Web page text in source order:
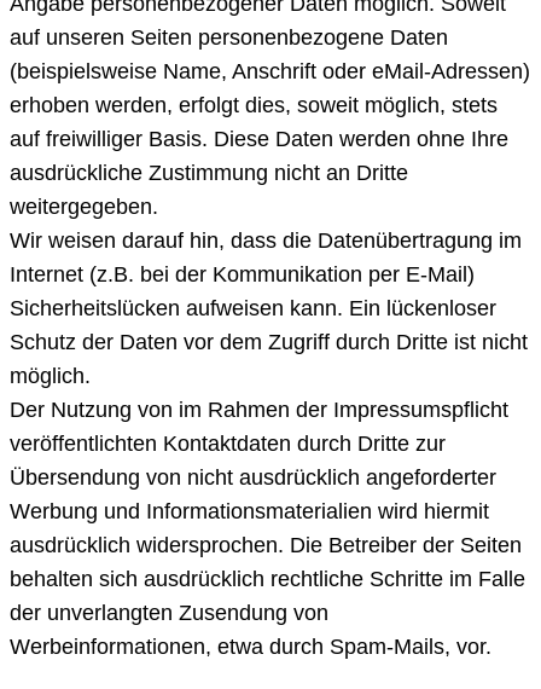
auf unseren Seiten personenbezogene Daten
(beispielsweise Name, Anschrift oder eMail-Adressen)
erhoben werden, erfolgt dies, soweit möglich, stets
auf freiwilliger Basis. Diese Daten werden ohne Ihre
ausdrückliche Zustimmung nicht an Dritte
weitergegeben.
Wir weisen darauf hin, dass die Datenübertragung im
Internet (z.B. bei der Kommunikation per E-Mail)
Sicherheitslücken aufweisen kann. Ein lückenloser
Schutz der Daten vor dem Zugriff durch Dritte ist nicht
möglich.
Der Nutzung von im Rahmen der Impressumspflicht
veröffentlichten Kontaktdaten durch Dritte zur
Übersendung von nicht ausdrücklich angeforderter
Werbung und Informationsmaterialien wird hiermit
ausdrücklich widersprochen. Die Betreiber der Seiten
behalten sich ausdrücklich rechtliche Schritte im Falle
der unverlangten Zusendung von
Werbeinformationen, etwa durch Spam-Mails, vor.